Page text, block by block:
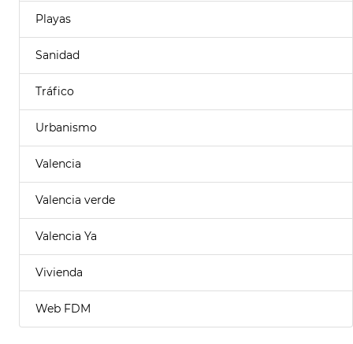
Playas
Sanidad
Tráfico
Urbanismo
Valencia
Valencia verde
Valencia Ya
Vivienda
Web FDM